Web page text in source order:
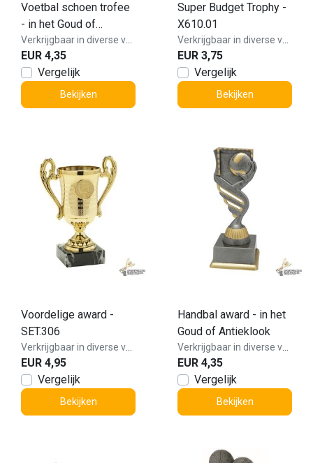
Voetbal schoen trofee
- in het Goud of
Antieklook
EUR 4,35
Vergelijk
Bekijken
Super Budget Trophy -
X610.01
EUR 3,75
Vergelijk
Bekijken
Voordelige award -
SET.306
EUR 4,95
Vergelijk
Bekijken
Handbal award - in het
Goud of Antieklook
EUR 4,35
Vergelijk
Bekijken